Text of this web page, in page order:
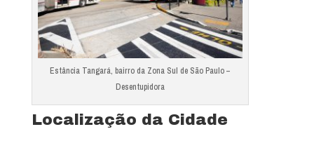
Estância Tangará, bairro da Zona Sul de São Paulo –
Desentupidora
Localização da Cidade